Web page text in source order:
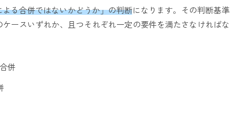
る合併ではないかどうか」の判断になります。その判断基準
ースいずれか、且つそれぞれ一定の要件を満たさなければな
併